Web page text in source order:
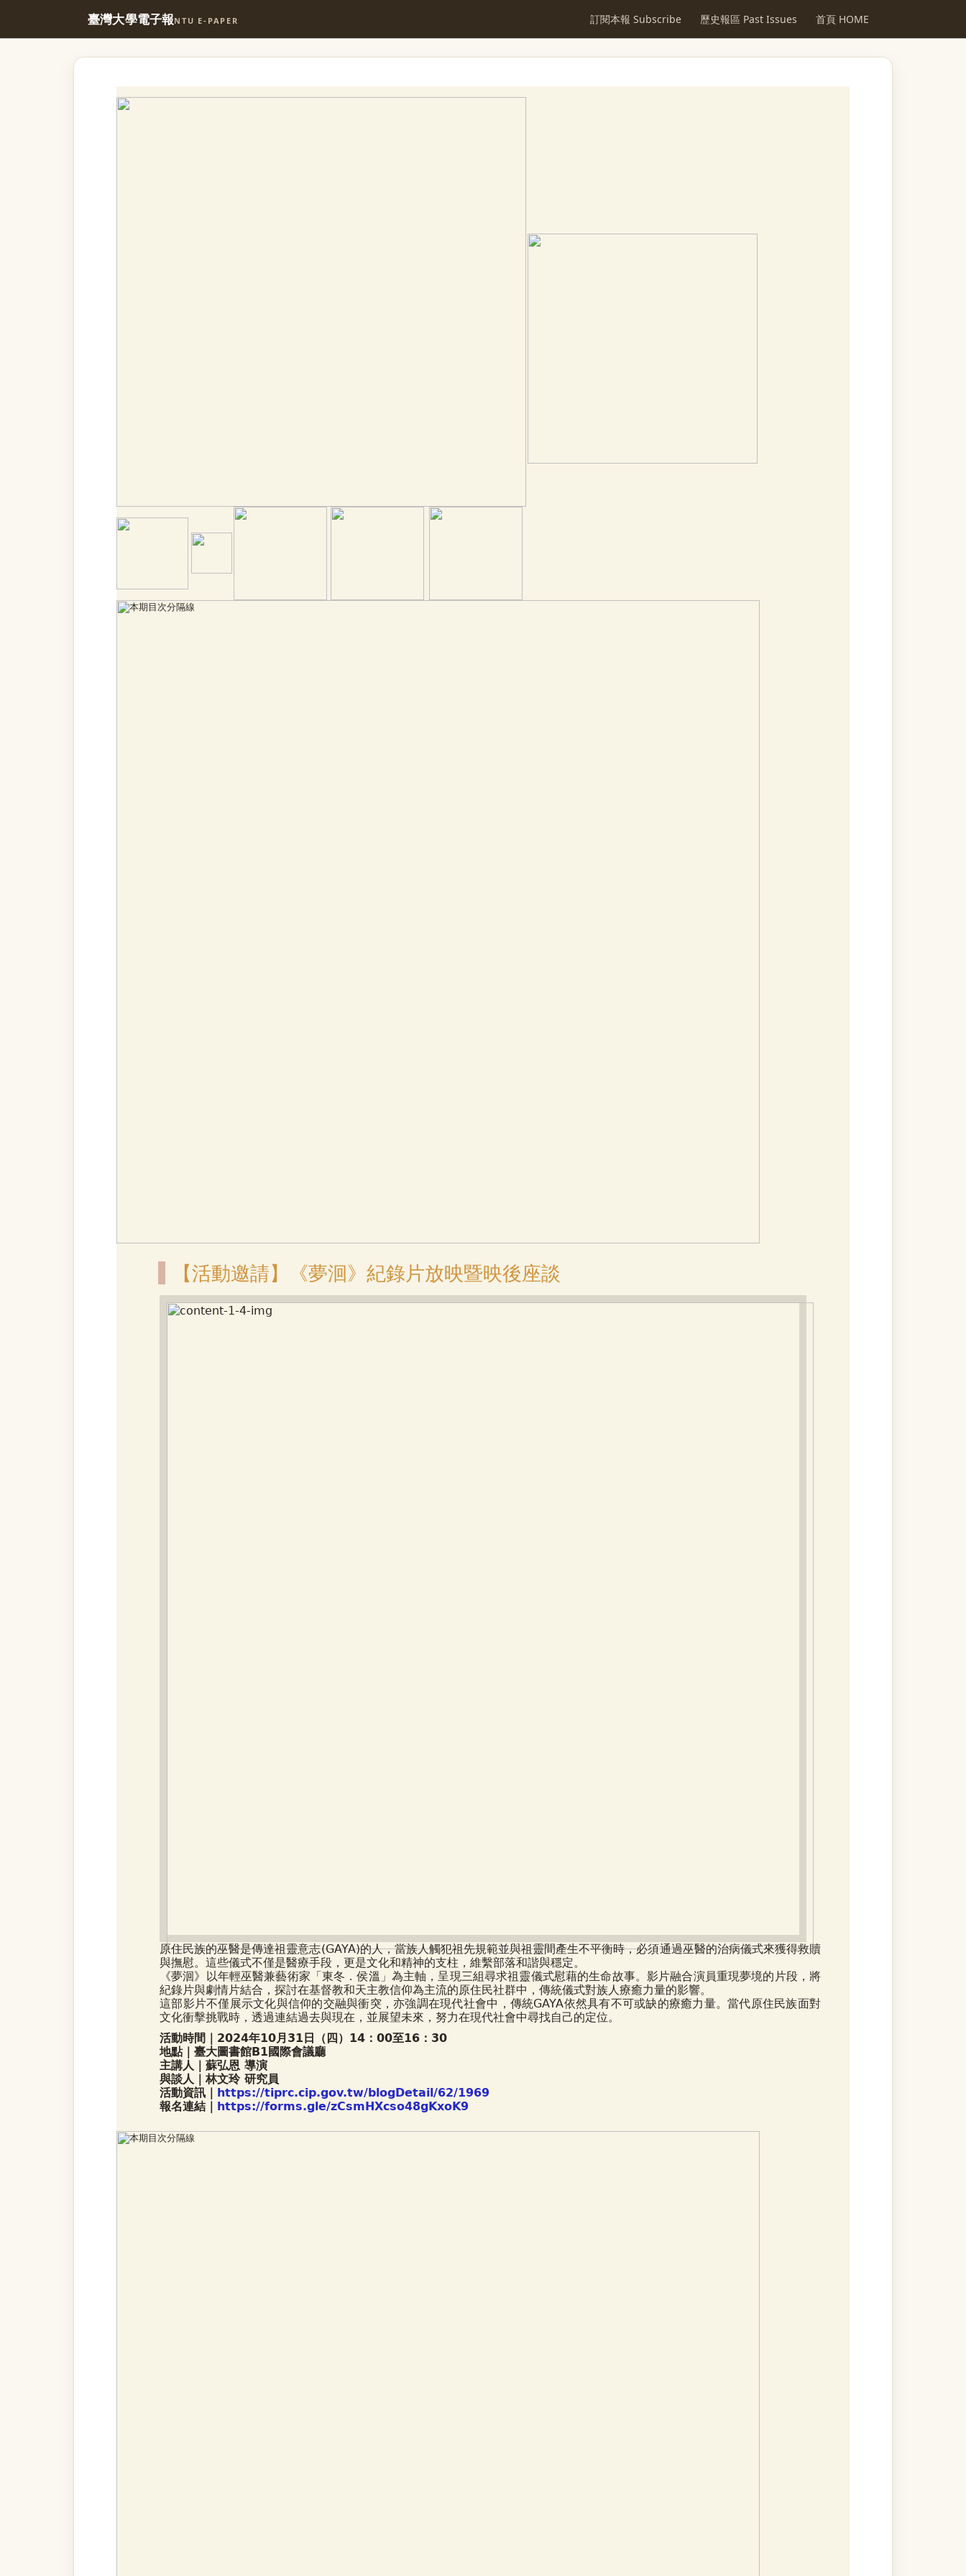
臺灣大學電子報NTU E-PAPER 訂閱本報 Subscribe 歷史報區 Past Issues 首頁 HOME
【活動邀請】《夢洄》紀錄片放映暨映後座談
原住民族的巫醫是傳達祖靈意志(GAYA)的人，當族人觸犯祖先規範並與祖靈間產生不平衡時，必須通過巫醫的治病儀式來獲得救贖
與撫慰。這些儀式不僅是醫療手段，更是文化和精神的支柱，維繫部落和諧與穩定。
《夢洄》以年輕巫醫兼藝術家「東冬．侯溫」為主軸，呈現三組尋求祖靈儀式慰藉的生命故事。影片融合演員重現夢境的片段，將
紀錄片與劇情片結合，探討在基督教和天主教信仰為主流的原住民社群中，傳統儀式對族人療癒力量的影響。
這部影片不僅展示文化與信仰的交融與衝突，亦強調在現代社會中，傳統GAYA依然具有不可或缺的療癒力量。當代原住民族面對
文化衝擊挑戰時，透過連結過去與現在，並展望未來，努力在現代社會中尋找自己的定位。
活動時間｜2024年10月31日（四）14：00至16：30
地點｜臺大圖書館B1國際會議廳
主講人｜蘇弘恩 導演
與談人｜林文玲 研究員
活動資訊｜ https://tiprc.cip.gov.tw/blogDetail/62/1969
報名連結｜ https://forms.gle/zCsmHXcso48gKxoK9